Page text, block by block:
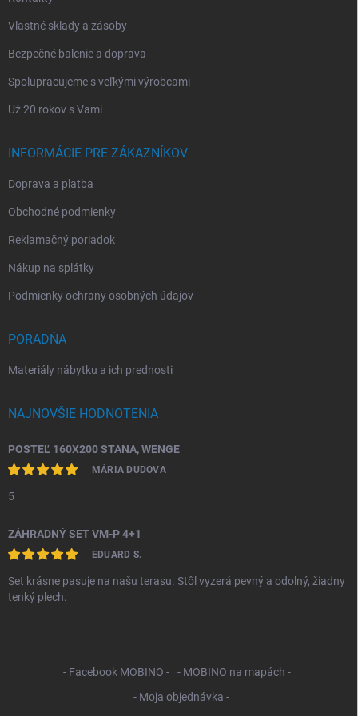
Vlastné sklady a zásoby
Bezpečné balenie a doprava
Spolupracujeme s veľkými výrobcami
Už 20 rokov s Vami
INFORMÁCIE PRE ZÁKAZNÍKOV
Doprava a platba
Obchodné podmienky
Reklamačný poriadok
Nákup na splátky
Podmienky ochrany osobných údajov
PORADŇA
Materiály nábytku a ich prednosti
NAJNOVŠIE HODNOTENIA
POSTEĽ 160X200 STANA, WENGE
MÁRIA DUDOVA
5
ZÁHRADNÝ SET VM-P 4+1
EDUARD S.
Set krásne pasuje na našu terasu. Stôl vyzerá pevný a odolný, žiadny
tenký plech.
- Facebook MOBINO -
- MOBINO na mapách -
- Moja objednávka -